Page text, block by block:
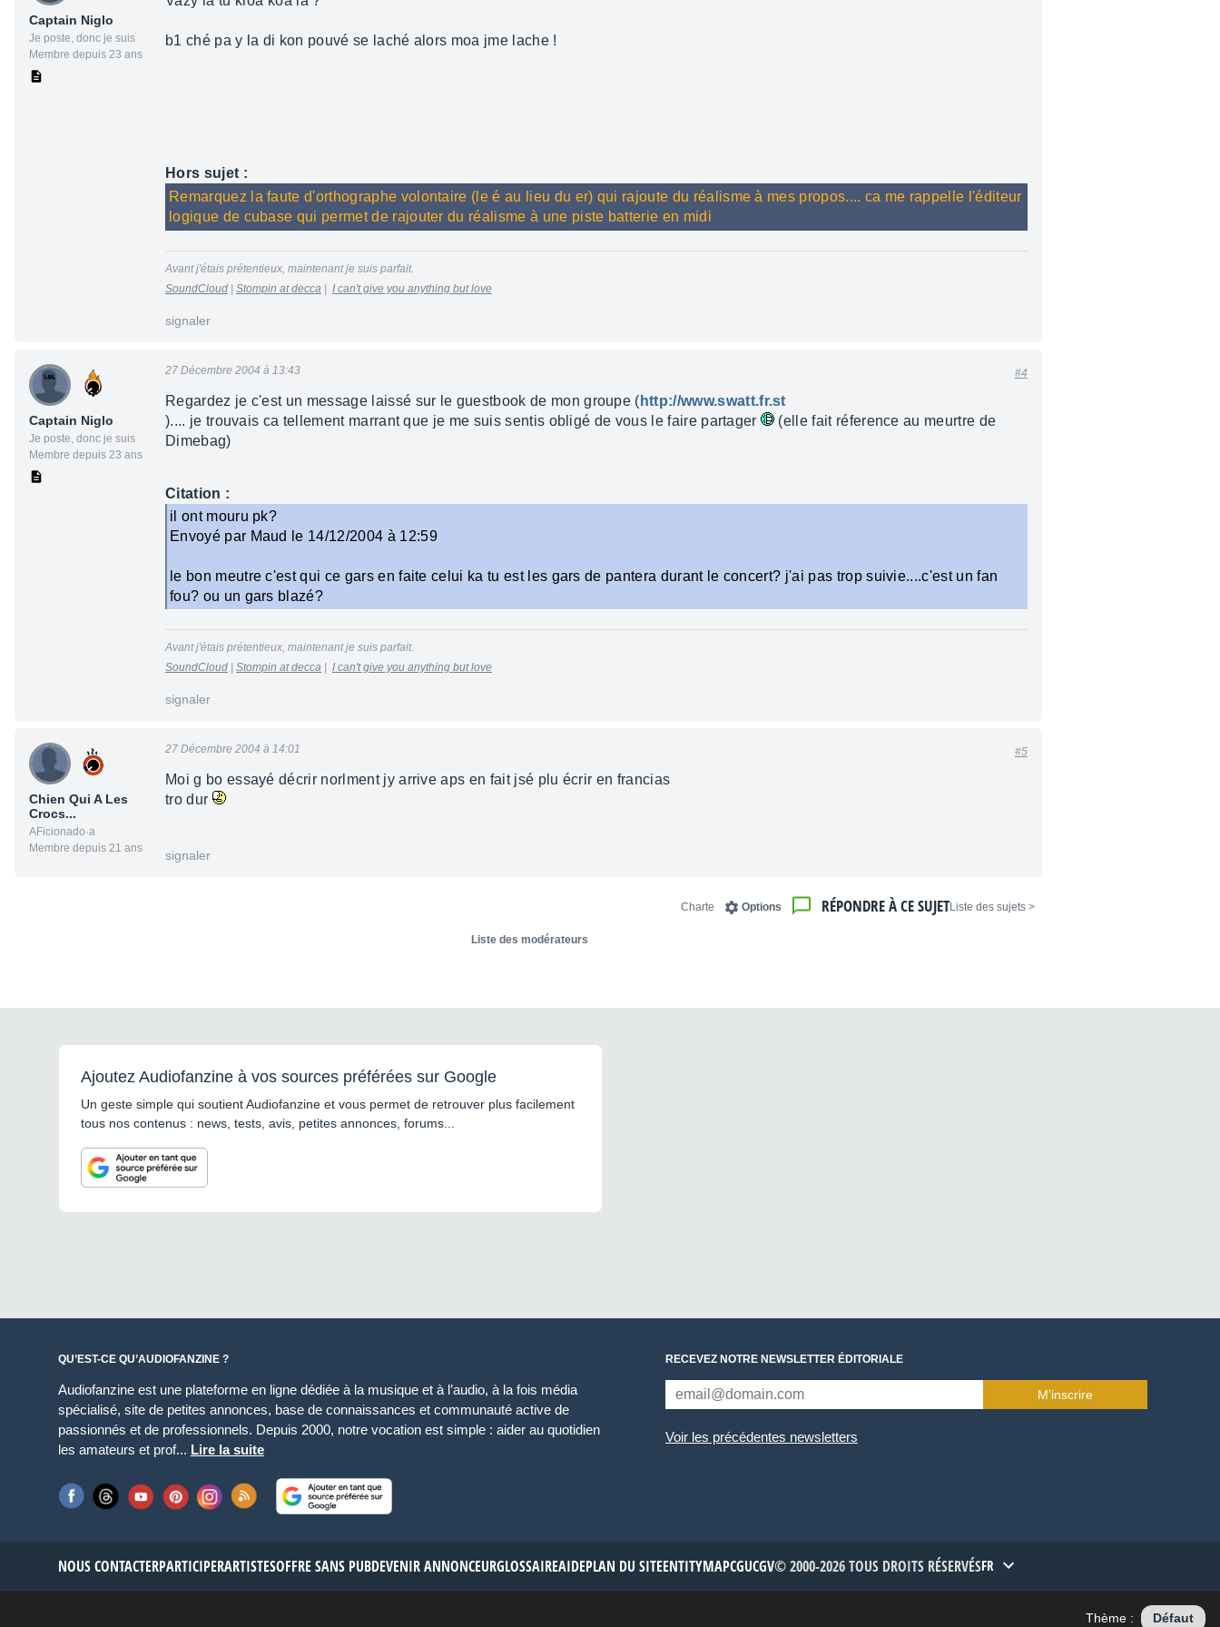
Captain Niglo
Je poste, donc je suis
Membre depuis 23 ans
b1 ché pa y la di kon pouvé se laché alors moa jme lache !
Hors sujet :
Remarquez la faute d'orthographe volontaire (le é au lieu du er) qui rajoute du réalisme à mes propos.... ca me rappelle l'éditeur
logique de cubase qui permet de rajouter du réalisme à une piste batterie en midi
Avant j'étais prétentieux, maintenant je suis parfait.
SoundCloud
Stompin at decca I can't give you anything but love
signaler
Captain Niglo
Je poste, donc je suis
Membre depuis 23 ans
27 Décembre 2004 à 13:43 #4
Regardez je c'est un message laissé sur le guestbook de mon groupe ( http://www.swatt.fr.st
).... je trouvais ca tellement marrant que je me suis sentis obligé de vous le faire partager
(elle fait réference au meurtre de
Dimebag)
Citation :
il ont mouru pk?
Envoyé par Maud le 14/12/2004 à 12:59
le bon meutre c'est qui ce gars en faite celui ka tu est les gars de pantera durant le concert? j'ai pas trop suivie....c'est un fan
fou? ou un gars blazé?
Avant j'étais prétentieux, maintenant je suis parfait.
SoundCloud
Stompin at decca I can't give you anything but love
signaler
Chien Qui A Les
Crocs...
AFicionado·a
Membre depuis 21 ans
27 Décembre 2004 à 14:01 #5
Moi g bo essayé décrir norlment jy arrive aps en fait jsé plu écrir en francias
tro dur
signaler
< Liste des sujets
RÉPONDRE À CE SUJET
Options
Charte
Liste des modérateurs
Ajoutez Audiofanzine à vos sources préférées sur Google
Un geste simple qui soutient Audiofanzine et vous permet de retrouver plus facilement
tous nos contenus : news, tests, avis, petites annonces, forums...
QU’EST-CE QU’AUDIOFANZINE ?
Audiofanzine est une plateforme en ligne dédiée à la musique et à l’audio, à la fois média
spécialisé, site de petites annonces, base de connaissances et communauté active de
passionnés et de professionnels. Depuis 2000, notre vocation est simple : aider au quotidien
les amateurs et prof... Lire la suite
RECEVEZ NOTRE NEWSLETTER ÉDITORIALE
M’inscrire
Voir les précédentes newsletters
NOUS CONTACTERPARTICIPERARTISTESOFFRE SANS PUBDEVENIR ANNONCEURGLOSSAIREAIDEPLAN DU SITEENTITYMAPCGUCGV© 2000-2026 TOUS DROITS RÉSERVÉSFR
Thème : Défaut